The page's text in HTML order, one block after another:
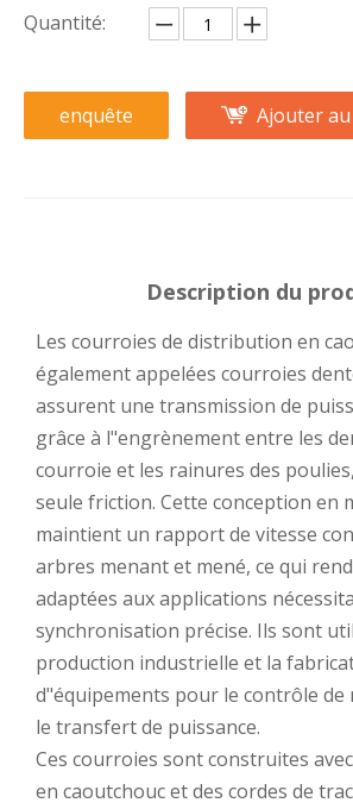
Quantité:
enquête Ajouter
Description du
Les courroies de distribution en
également appelées courroies
assurent une transmission de
grâce à l"engrènement entre les
courroie et les rainures des
seule friction. Cette conception en
maintient un rapport de vitesse
arbres menant et mené, ce qui
adaptées aux applications
synchronisation précise. Ils sont
production industrielle et la
d"équipements pour le contrôle de
le transfert de puissance.
Ces courroies sont construites
en caoutchouc et des cordes de